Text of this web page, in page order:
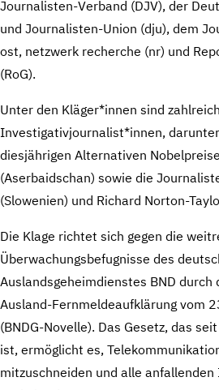
Journalisten-Verband (DJV), der
und Journalisten-Union (dju), dem
ost, netzwerk recherche (nr) und
(RoG).
Unter den Kläger*innen sind
Investigativjournalist*innen,
diesjährigen Alternativen
(Aserbaidschan) sowie die
(Slowenien) und Richard Norton-
Die Klage richtet sich gegen die
Überwachungsbefugnisse des
Auslandsgeheimdienstes BND durch
Ausland-Fernmeldeaufklärung vom
(BNDG-Novelle). Das Gesetz, das
ist, ermöglicht es,
mitzuschneiden und alle